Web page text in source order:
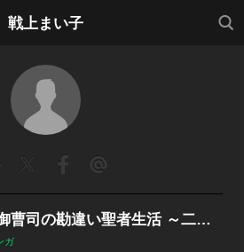
戦上まい子
検索
悪役御曹司の勘違い聖者生活 ～二度目の人生はやりたい放題したいだけなのに～ 【分冊版】
ガ